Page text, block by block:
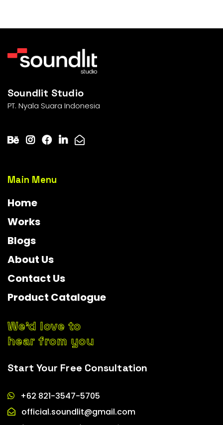
Soundlit Studio
PT. Nyala Suara Indonesia
Main Menu
Home
Works
Blogs
About Us
Contact Us
Product Catalogue
We’d love to
hear from you
Start Your Free Consultation
+62 821-3547-5705
official.soundlit@gmail.com